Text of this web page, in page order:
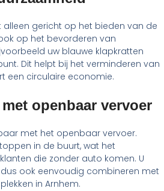
alleen gericht op het bieden van de
op het bevorderen van
uw blauwe klapkratten
Dit helpt bij het verminderen van
een circulaire economie.
openbaar vervoer
met het openbaar vervoer.
in de buurt, wat het
die zonder auto komen. U
ook eenvoudig combineren met
in Arnhem.